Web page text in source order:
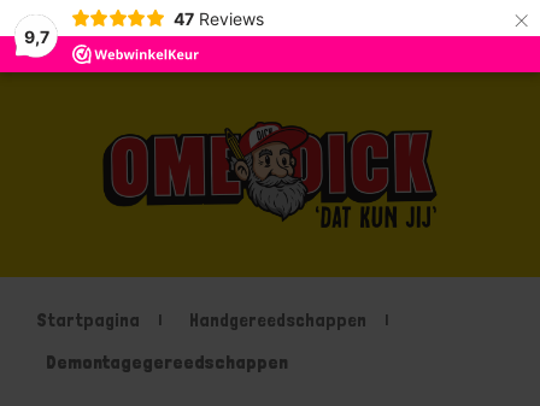
9,7
47 Reviews ×
Startpagina
Handgereedschappen
Demontagegereedschappen